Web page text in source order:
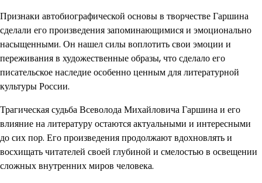
Признаки автобиографической основы в творчестве Гаршина
сделали его произведения запоминающимися и эмоционально
насыщенными. Он нашел силы воплотить свои эмоции и
переживания в художественные образы, что сделало его
писательское наследие особенно ценным для литературной
культуры России.
Трагическая судьба Всеволода Михайловича Гаршина и его
влияние на литературу остаются актуальными и интересными
до сих пор. Его произведения продолжают вдохновлять и
восхищать читателей своей глубиной и смелостью в освещении
сложных внутренних миров человека.